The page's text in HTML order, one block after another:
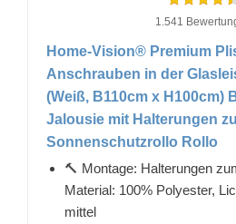
1.541
Home-Vision® Premium
Anschrauben in der
(Weiß, B110cm x H100cm)
Jalousie mit Halterungen
Sonnenschutzrollo Rollo
🔨 Montage: Halterungen
Material: 100% Polyester,
mittel